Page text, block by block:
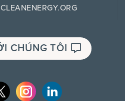
CHÚNG TÔI